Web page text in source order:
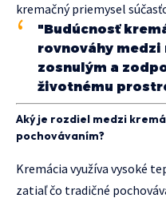
kremačný priemysel
"Budúcnosť
rovnováhy
zosnulým a
životnému
Aký je rozdiel medzi
pochovávaním?
Kremácia využíva vysoké
zatiaľ čo tradičné